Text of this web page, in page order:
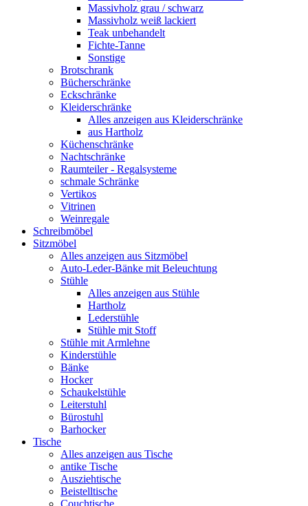
Massivholz grau / schwarz
Massivholz weiß lackiert
Teak unbehandelt
Fichte-Tanne
Sonstige
Brotschrank
Bücherschränke
Eckschränke
Kleiderschränke
Alles anzeigen aus Kleiderschränke
aus Hartholz
Küchenschränke
Nachtschränke
Raumteiler - Regalsysteme
schmale Schränke
Vertikos
Vitrinen
Weinregale
Schreibmöbel
Sitzmöbel
Alles anzeigen aus Sitzmöbel
Auto-Leder-Bänke mit Beleuchtung
Stühle
Alles anzeigen aus Stühle
Hartholz
Lederstühle
Stühle mit Stoff
Stühle mit Armlehne
Kinderstühle
Bänke
Hocker
Schaukelstühle
Leiterstuhl
Bürostuhl
Barhocker
Tische
Alles anzeigen aus Tische
antike Tische
Ausziehtische
Beistelltische